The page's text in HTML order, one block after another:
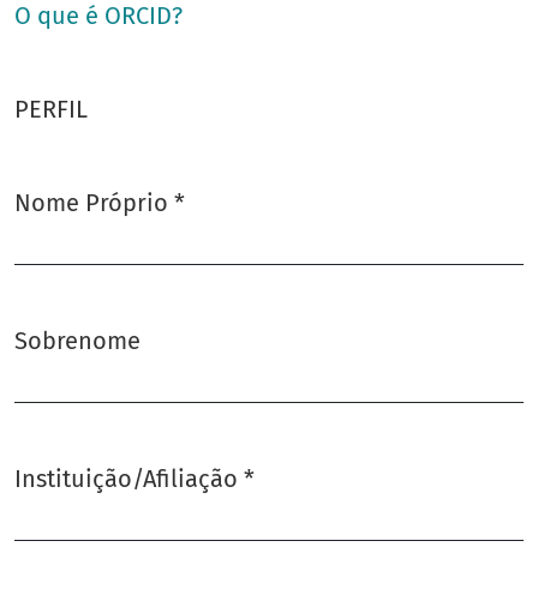
O que é ORCID?
PERFIL
Nome Próprio *
Sobrenome
Instituição/Afiliação *